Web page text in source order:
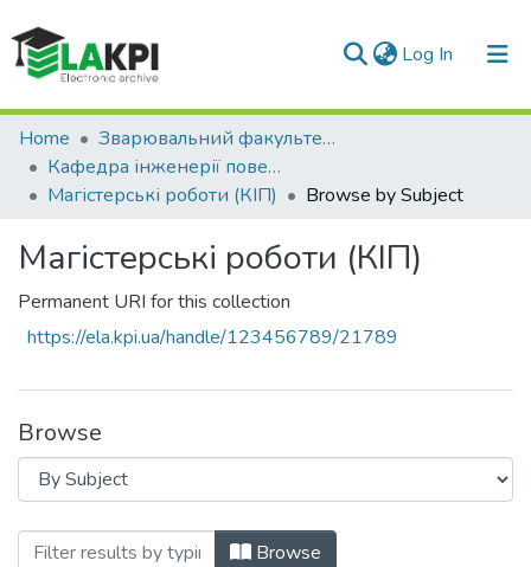
Log In (current)
Communities & Collections
All of DSpace
Home
Зварювальний факультет (ЗФ)
Кафедра інженерії поверхні (КІП)
Магістерські роботи (КІП)
Browse by Subject
Магістерські роботи (КІП)
Permanent URI for this collection
https://ela.kpi.ua/handle/123456789/21789
Browse
Browsing Магістерські роботи (КІП)
Browse